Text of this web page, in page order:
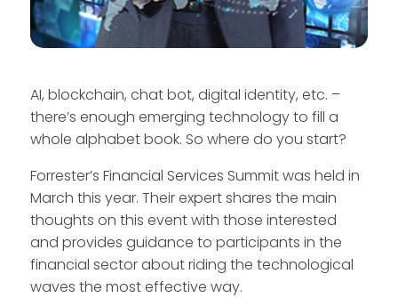
AI, blockchain, chat bot, digital identity, etc. –
there’s enough emerging technology to fill a
whole alphabet book. So where do you start?
Forrester’s Financial Services Summit was held in
March this year. Their expert shares the main
thoughts on this event with those interested
and provides guidance to participants in the
financial sector about riding the technological
waves the most effective way.